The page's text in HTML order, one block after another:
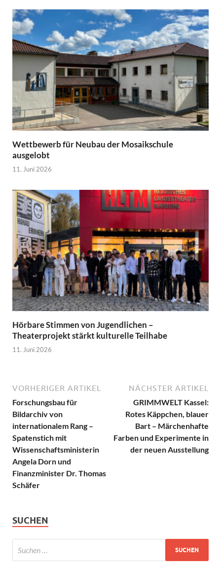
Wettbewerb für Neubau der Mosaikschule
ausgelobt
11. Juni 2026
Hörbare Stimmen von Jugendlichen –
Theaterprojekt stärkt kulturelle Teilhabe
11. Juni 2026
VORHERIGER ARTIKEL
Forschungsbau für
Bildarchiv von
internationalem Rang –
Spatenstich mit
Wissenschaftsministerin
Angela Dorn und
Finanzminister Dr. Thomas
Schäfer
NÄCHSTER ARTIKEL
GRIMMWELT Kassel:
Rotes Käppchen, blauer
Bart – Märchenhafte
Farben und Experimente in
der neuen Ausstellung
SUCHEN